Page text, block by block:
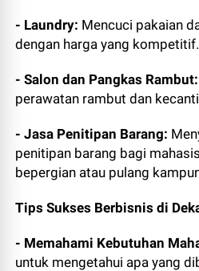
- Laundry: Mencuci pakaian
dengan harga yang kompetitif.
- Salon dan Pangkas Rambut:
perawatan rambut dan
- Jasa Penitipan Barang:
penitipan barang bagi
bepergian atau pulang
Tips Sukses Berbisnis di
- Memahami Kebutuhan
untuk mengetahui apa yang